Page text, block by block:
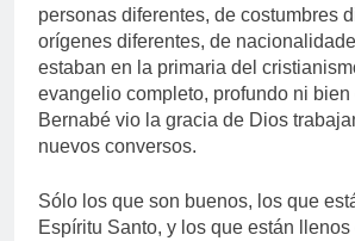
personas diferentes, de costumbres
orígenes diferentes, de
estaban en la primaria del
evangelio completo, profundo ni
Bernabé vio la gracia de Dios
nuevos conversos.
Sólo los que son buenos, los que
Espíritu Santo, y los que están llenos